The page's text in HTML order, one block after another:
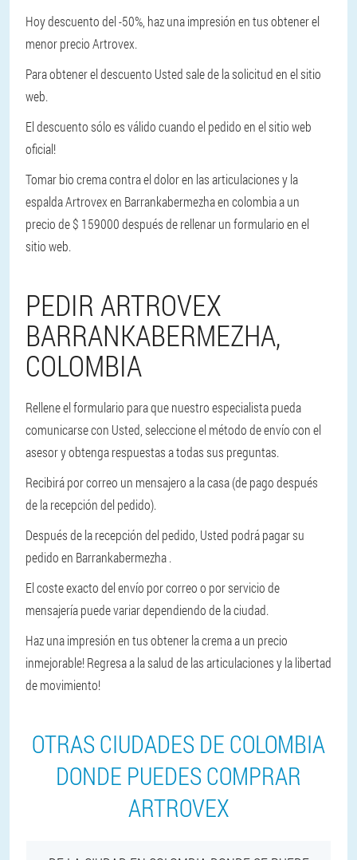
Hoy descuento del -50%, haz una impresión en tus obtener el
menor precio Artrovex.
Para obtener el descuento Usted sale de la solicitud en el sitio
web.
El descuento sólo es válido cuando el pedido en el sitio web
oficial!
Tomar bio crema contra el dolor en las articulaciones y la
espalda Artrovex en Barrankabermezha en colombia a un
precio de $ 159000 después de rellenar un formulario en el
sitio web.
PEDIR ARTROVEX
BARRANKABERMEZHA,
COLOMBIA
Rellene el formulario para que nuestro especialista pueda
comunicarse con Usted, seleccione el método de envío con el
asesor y obtenga respuestas a todas sus preguntas.
Recibirá por correo un mensajero a la casa (de pago después
de la recepción del pedido).
Después de la recepción del pedido, Usted podrá pagar su
pedido en Barrankabermezha .
El coste exacto del envío por correo o por servicio de
mensajería puede variar dependiendo de la ciudad.
Haz una impresión en tus obtener la crema a un precio
inmejorable! Regresa a la salud de las articulaciones y la libertad
de movimiento!
OTRAS CIUDADES DE COLOMBIA
DONDE PUEDES COMPRAR
ARTROVEX